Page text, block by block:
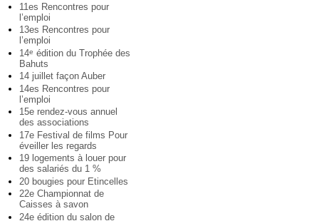
11es Rencontres pour
l’emploi
13es Rencontres pour
l’emploi
14e édition du Trophée des
Bahuts
14 juillet façon Auber
14es Rencontres pour
l’emploi
15e rendez-vous annuel
des associations
17e Festival de films Pour
éveiller les regards
19 logements à louer pour
des salariés du 1 %
20 bougies pour Etincelles
22e Championnat de
Caisses à savon
24e édition du salon de